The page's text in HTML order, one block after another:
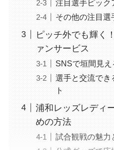
注目選手ピック
その他の注目選
ピッチ外でも輝く
ァンサービス
SNSで垣間見
選手と交流でき
ト
浦和レッズレディ
めの方法
試合観戦の魅力